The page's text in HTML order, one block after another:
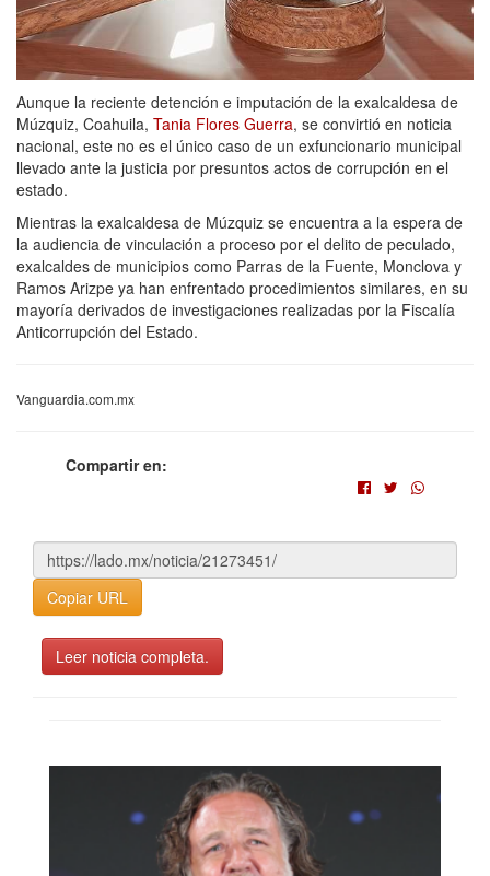
Aunque la reciente detención e imputación de la exalcaldesa de
Múzquiz, Coahuila, Tania Flores Guerra, se convirtió en noticia
nacional, este no es el único caso de un exfuncionario municipal
llevado ante la justicia por presuntos actos de corrupción en el
estado.
Mientras la exalcaldesa de Múzquiz se encuentra a la espera de
la audiencia de vinculación a proceso por el delito de peculado,
exalcaldes de municipios como Parras de la Fuente, Monclova y
Ramos Arizpe ya han enfrentado procedimientos similares, en su
mayoría derivados de investigaciones realizadas por la Fiscalía
Anticorrupción del Estado.
Vanguardia.com.mx
Compartir en:
Copiar URL
Leer noticia completa.